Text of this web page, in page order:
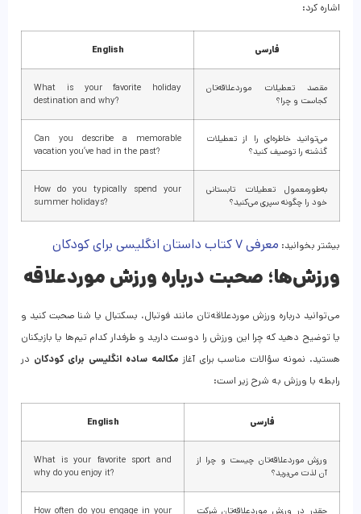
اشاره کرد:
فارسی English
مقصد تعطیلات موردعلاقه‌تان
کجاست و چرا؟
What is your favorite holiday
destination and why?
می‌توانید خاطره‌ای را از تعطیلات
گذشته را توصیف کنید؟
Can you describe a memorable
vacation you’ve had in the past?
به‌طورمعمول تعطیلات تابستانی
خود را چگونه سپری می‌کنید؟
How do you typically spend your
summer holidays?
بیشتر بخوانید: معرفی ۷ کتاب داستان انگلیسی برای کودکان
ورزش‌ها؛ صحبت درباره ورزش موردعلاقه
می‌توانید درباره ورزش موردعلاقه‌تان مانند فوتبال، بسکتبال یا شنا صحبت کنید و
یا توضیح دهید که چرا این ورزش را دوست دارید و طرفدار کدام تیم‌ها یا بازیکنان
هستید. نمونه سؤالات مناسب برای آغاز مکالمه ساده انگلیسی برای کودکان در
رابطه با ورزش به شرح زیر است:
فارسی English
ورزش موردعلاقه‌تان چیست و چرا از
آن لذت می‌برید؟
What is your favorite sport and
why do you enjoy it?
چقدر در ورزش موردعلاقه‌تان شرکت How often do you engage in your